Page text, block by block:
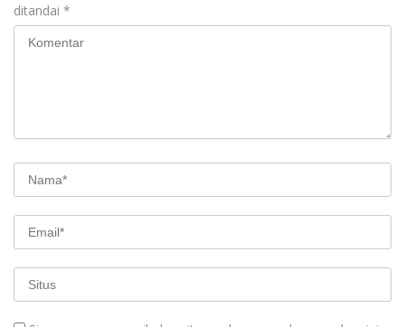
ditandai *